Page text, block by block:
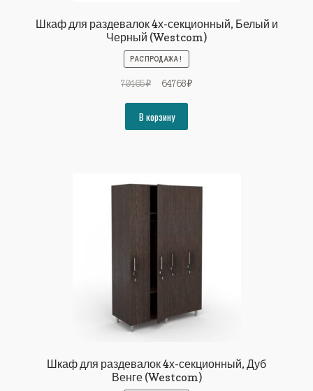
Шкаф для раздевалок 4х-секционный, Белый и
Черный (Westcom)
РАСПРОДАЖА!
70165₽
Первоначальная
составляла
70165₽.
64768₽Текущая
В корзину
Шкаф для раздевалок 4х-секционный, Дуб
Венге (Westcom)